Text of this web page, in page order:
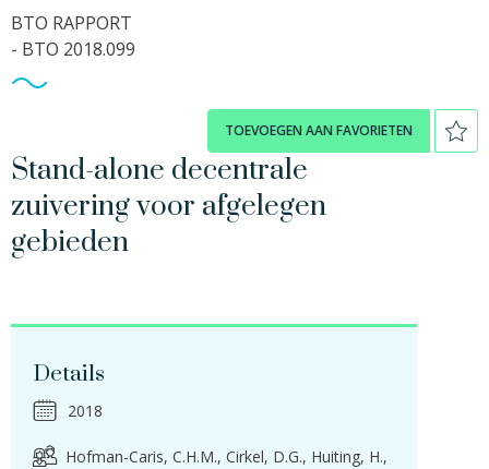
BTO RAPPORT
- BTO 2018.099
TOEVOEGEN AAN FAVORIETEN
Stand-alone decentrale
zuivering voor afgelegen
gebieden
Details
2018
Hofman-Caris, C.H.M. Cirkel, D.G. Huiting, H.